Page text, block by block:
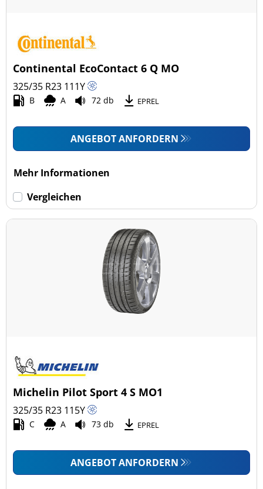
Continental EcoContact 6 Q MO
325/35 R23 111Y
B A 72 db EPREL
ANGEBOT ANFORDERN
Mehr Informationen
Vergleichen
Michelin Pilot Sport 4 S MO1
325/35 R23 115Y
C A 73 db EPREL
ANGEBOT ANFORDERN